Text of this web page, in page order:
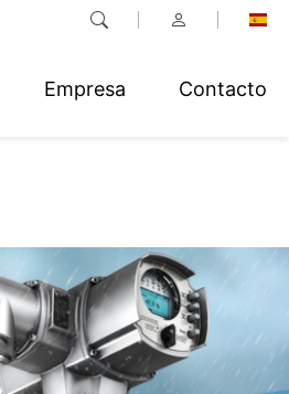
Empresa Contacto